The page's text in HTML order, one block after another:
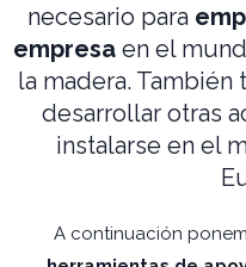
necesario para
empresa en el
la madera.
desarrollar otras
instalarse en el
A continuación